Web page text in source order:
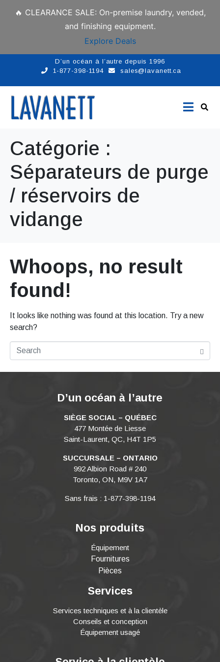
🔥 CLEARANCE SALE: On-premise laundry, vended,
and finishing equipment.
Explore Deals
D’un océan à l’autre depuis 1996
1-877-398-1194
sales@lavanett.ca
Catégorie :
Séparateurs de purge
/ réservoirs de
vidange
Whoops, no result
found!
It looks like nothing was found at this location. Try a new
search?
D’un océan à l’autre
SIÈGE SOCIAL – QUÉBEC
477 Montée de Liesse
Saint-Laurent, QC, H4T 1P5
SUCCURSALE – ONTARIO
992 Albion Road # 240
Toronto, ON, M9V 1A7
Sans frais : 1-877-398-1194
Nos produits
Équipement
Fournitures
Pièces
Services
Services techniques et à la clientèle
Conseils et conception
Équipement usagé